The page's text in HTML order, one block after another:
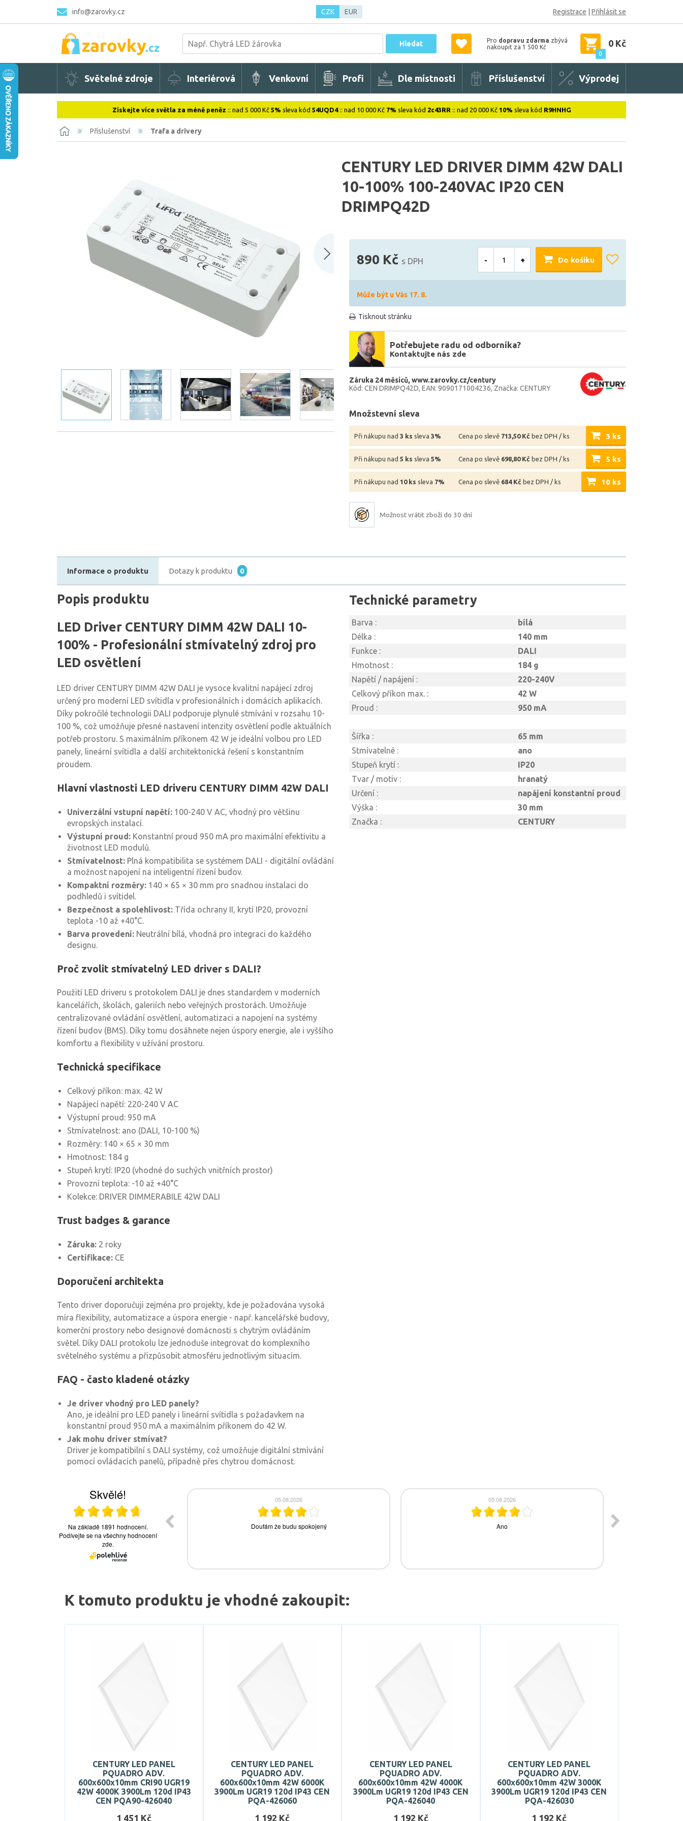
info@zarovky.cz CZK EUR Registrace Přihlásit se
Hledat Pro dopravu zdarma zbývá
nakoupit za 1 500 Kč
0
0 Kč
Světelné zdroje Interiérová Venkovní Profi Dle místnosti Příslušenství Výprodej
Získejte více světla za méně peněz :: nad 5 000 Kč 5% sleva kód 54UQD4:: nad 10 000 Kč 7% sleva kód 2c43RR :: nad 20 000 Kč 10% sleva kód R9HNHG
Příslušenství Trafa a drivery
CENTURY LED DRIVER DIMM 42W DALI
10-100% 100-240VAC IP20 CEN
DRIMPQ42D
890 Kč s DPH - + Do košíku
Může být u Vás 17. 8.
Tisknout stránku
Potřebujete radu od odborníka?
Kontaktujte nás zde
Záruka 24 měsíců www.zarovky.cz/century
Kód: CEN DRIMPQ42D EAN: 9090171004236 Značka: CENTURY
Množstevní sleva
Při nákupu nad 3 ks sleva 3% Cena po slevě 713,50 Kč bez DPH / ks 3 ks
Při nákupu nad 5 ks sleva 5% Cena po slevě 698,80 Kč bez DPH / ks 5 ks
Při nákupu nad 10 ks sleva 7% Cena po slevě 684 Kč bez DPH / ks 10 ks
Možnost vrátit zboží do 30 dní
Informace o produktu Dotazy k produktu 0
Popis produktu
LED Driver CENTURY DIMM 42W DALI 10-
100% - Profesionální stmívatelný zdroj pro
LED osvětlení
LED driver CENTURY DIMM 42W DALI je vysoce kvalitní napájecí zdroj
určený pro moderní LED svítidla v profesionálních i domácích aplikacích.
Díky pokročilé technologii DALI podporuje plynulé stmívání v rozsahu 10-
100 %, což umožňuje přesné nastavení intenzity osvětlení podle aktuálních
potřeb prostoru. S maximálním příkonem 42 W je ideální volbou pro LED
panely, lineární svítidla a další architektonická řešení s konstantním
proudem.
Hlavní vlastnosti LED driveru CENTURY DIMM 42W DALI
Univerzální vstupní napětí: 100-240 V AC, vhodný pro většinu
evropských instalací.
Výstupní proud: Konstantní proud 950 mA pro maximální efektivitu a
životnost LED modulů.
Stmívatelnost: Plná kompatibilita se systémem DALI - digitální ovládání
a možnost napojení na inteligentní řízení budov.
Kompaktní rozměry: 140 × 65 × 30 mm pro snadnou instalaci do
podhledů i svítidel.
Bezpečnost a spolehlivost: Třída ochrany II, krytí IP20, provozní
teplota -10 až +40°C.
Barva provedení: Neutrální bílá, vhodná pro integraci do každého
designu.
Proč zvolit stmívatelný LED driver s DALI?
Použití LED driveru s protokolem DALI je dnes standardem v moderních
kancelářích, školách, galeriích nebo veřejných prostorách. Umožňuje
centralizované ovládání osvětlení, automatizaci a napojení na systémy
řízení budov (BMS). Díky tomu dosáhnete nejen úspory energie, ale i vyššího
komfortu a flexibility v užívání prostoru.
Technická specifikace
Celkový příkon: max. 42 W
Napájecí napětí: 220-240 V AC
Výstupní proud: 950 mA
Stmívatelnost: ano (DALI, 10-100 %)
Rozměry: 140 × 65 × 30 mm
Hmotnost: 184 g
Stupeň krytí: IP20 (vhodné do suchých vnitřních prostor)
Provozní teplota: -10 až +40°C
Kolekce: DRIVER DIMMERABILE 42W DALI
Trust badges & garance
Záruka: 2 roky
Certifikace: CE
Doporučení architekta
Tento driver doporučuji zejména pro projekty, kde je požadována vysoká
míra flexibility, automatizace a úspora energie - např. kancelářské budovy,
komerční prostory nebo designové domácnosti s chytrým ovládáním
světel. Díky DALI protokolu lze jednoduše integrovat do komplexního
světelného systému a přizpůsobit atmosféru jednotlivým situacím.
FAQ - často kladené otázky
Je driver vhodný pro LED panely?
Ano, je ideální pro LED panely i lineární svítidla s požadavkem na
konstantní proud 950 mA a maximálním příkonem do 42 W.
Jak mohu driver stmívat?
Driver je kompatibilní s DALI systémy, což umožňuje digitální stmívání
pomocí ovládacích panelů, případně přes chytrou domácnost.
Technické parametry
Barva :
bílá
Délka :
140 mm
Funkce :
DALI
Hmotnost :
184 g
Napětí / napájení :
220-240V
Celkový příkon max. :
42 W
Proud :
950 mA
Šířka :
65 mm
Stmívatelné :
ano
Stupeň krytí :
IP20
Tvar / motiv :
hranatý
Určení :
napájení konstantní proud
Výška :
30 mm
Značka :
CENTURY
K tomuto produktu je vhodné zakoupit:
CENTURY LED PANEL
PQUADRO ADV.
600x600x10mm CRI90 UGR19
42W 4000K 3900Lm 120d IP43
CEN PQA90-426040
1 451 Kč
CENTURY LED PANEL
PQUADRO ADV.
600x600x10mm 42W 6000K
3900Lm UGR19 120d IP43 CEN
PQA-426060
1 192 Kč
CENTURY LED PANEL
PQUADRO ADV.
600x600x10mm 42W 4000K
3900Lm UGR19 120d IP43 CEN
PQA-426040
1 192 Kč
CENTURY LED PANEL
PQUADRO ADV.
600x600x10mm 42W 3000K
3900Lm UGR19 120d IP43 CEN
PQA-426030
1 192 Kč